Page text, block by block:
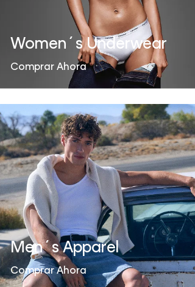
Women´s Underwear
Comprar Ahora
Men´s Apparel
Comprar Ahora